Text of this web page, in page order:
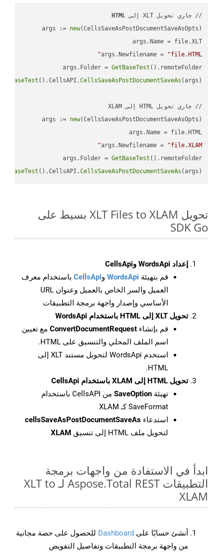
// جاري تحويل XLT إلى
HTML
args := new
args.Newfilename =
"file.HTML"
args.Folder = GetBaseTest
GetBaseTest ().CellsAPI.CellsSaveAsPostDocumentSaveAs
args := new
args.Newfilename =
"file.XLAM"
args.Folder = GetBaseTest
GetBaseTest ().CellsAPI.CellsSaveAsPostDocumentSaveAs (args)
تحويل XLT Files to XLAM بسيط على
SDK Go
إعداد WordsApi وCellsApi
قم بتهيئة WordsApi وCellsApi باستخدام معرف
العميل والسر الخاص بالعميل وعنوان URL
الأساسي وإصدار واجهة برمجة التطبيقات
تحويل XLT إلى HTML باستخدام WordsApi
قم بإنشاء ConvertDocumentRequest مع تعيين
اسم الملف المحلي والتنسيق على HTML.
استخدم WordsApi لتحويل مستند XLT إلى
HTML.
تحويل HTML إلى XLAM باستخدام CellsApi
تهيئة SaveOption
من CellsAPI باستخدام
SaveFormat كـ XLAM
استدعاء cellsSaveAsPostDocumentSaveAs
لتحويل ملف HTML إلى تنسيق
XLAM
ابدأ في الاستفادة من واجهات برمجة
التطبيقات Aspose.Total REST لـ XLT to
XLAM
أنشئ حسابًا على Dashboard للحصول على حصة مجانية
من واجهة برمجة التطبيقات وتفاصيل التفويض